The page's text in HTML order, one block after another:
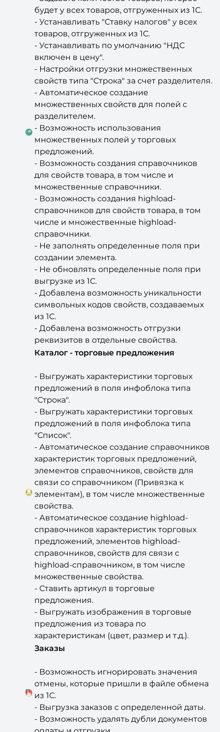
- Устанавливать "Ставку налогов" у всех
товаров, отгруженных из 1С.
- Устанавливать по умолчанию "НДС
включен в цену".
- Настройки отгрузки множественных
свойств типа "Строка" за счет разделителя.
- Автоматическое создание
множественных свойств для полей с
множественных полей у торговых
- Возможность создания справочников
для свойств товара, в том числе и
множественные справочники.
- Возможность создания highload-
справочников для свойств товара, в том
числе и множественные highload-
справочники.
- Не заполнять определенные поля при
создании элемента.
- Не обновлять определенные поля при
выгрузке из 1С.
- Добавлена возможность уникальности
символьных кодов свойств, создаваемых
из 1С.
- Добавлена возможность отгрузки
реквизитов в отдельные свойства.
Каталог - торговые предложения
- Выгружать характеристики торговых
предложений в поля инфоблока типа
"Строка".
- Выгружать характеристики торговых
предложений в поля инфоблока типа
"Список".
- Автоматическое создание справочников
характеристик торговых предложений,
элементов справочников, свойств для
связи со справочником (Привязка к
элементам), в том числе множественные
- Автоматическое создание highload-
справочников характеристик торговых
предложений, элементов highload-
справочников, свойств для связи с
highload-справочником, в том числе
множественные свойства.
- Ставить артикул в торговые
предложения.
- Выгружать изображения в торговые
предложения из товара по
характеристикам (цвет, размер и т.д.).
Заказы
отмены, которые пришли в файле обмена
- Выгрузка заказов с определенной даты.
- Возможность удалять дубли документов
оплаты и отгрузки.